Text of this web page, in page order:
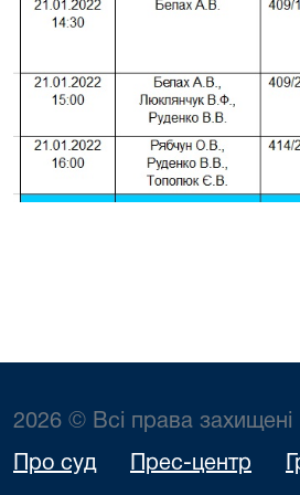
2026 © Всі права захищені
Про суд Прес-центр